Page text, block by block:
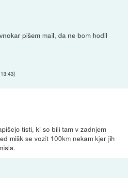
pišem mail, da ne bom hodil
)
tisti, ki so bili tam v zadnjem
mišk se vozit 100km nekam kjer jih